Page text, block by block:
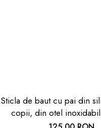
Sticla de baut cu pai din
copii, din otel
albastru, Reer